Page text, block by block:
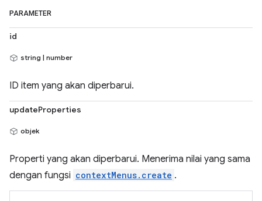
PARAMETER
id
string | number
ID item yang akan diperbarui.
updateProperties
objek
Properti yang akan diperbarui. Menerima nilai yang sama
dengan fungsi contextMenus.create .